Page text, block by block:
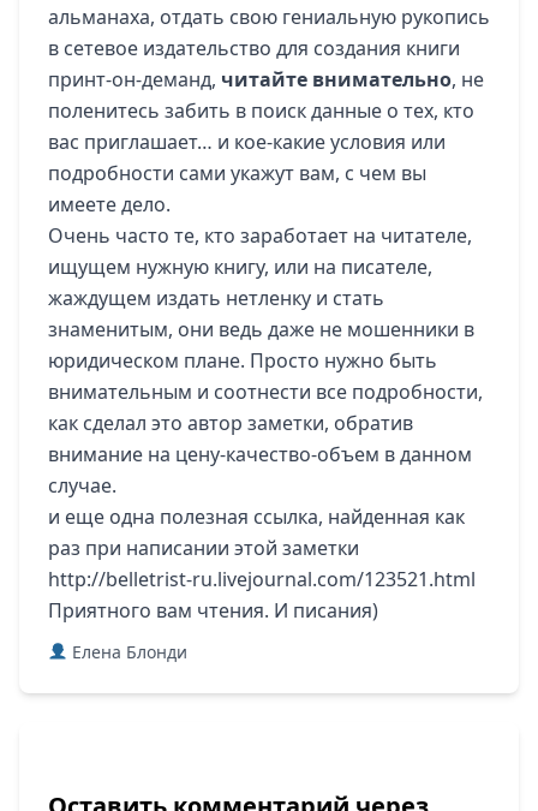
альманаха, отдать свою гениальную рукопись
в сетевое издательство для создания книги
принт-он-деманд, читайте внимательно, не
поленитесь забить в поиск данные о тех, кто
вас приглашает… и кое-какие условия или
подробности сами укажут вам, с чем вы
имеете дело.
Очень часто те, кто заработает на читателе,
ищущем нужную книгу, или на писателе,
жаждущем издать нетленку и стать
знаменитым, они ведь даже не мошенники в
юридическом плане. Просто нужно быть
внимательным и соотнести все подробности,
как сделал это автор заметки, обратив
внимание на цену-качество-объем в данном
случае.
и еще одна полезная ссылка, найденная как
раз при написании этой заметки
http://belletrist-ru.livejournal.com/123521.html
Приятного вам чтения. И писания)
Елена Блонди